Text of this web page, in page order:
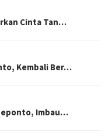
Cinta Tan…
Kembali Ber…
Imbau…